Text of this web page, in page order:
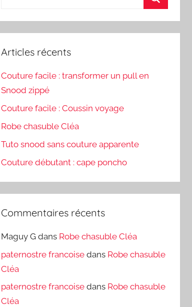
:
Articles récents
Couture facile : transformer un pull en
Snood zippé
Couture facile : Coussin voyage
Robe chasuble Cléa
Tuto snood sans couture apparente
Couture débutant : cape poncho
Commentaires récents
Maguy G dans Robe chasuble Cléa
paternostre francoise dans Robe chasuble
Cléa
paternostre francoise dans Robe chasuble
Cléa